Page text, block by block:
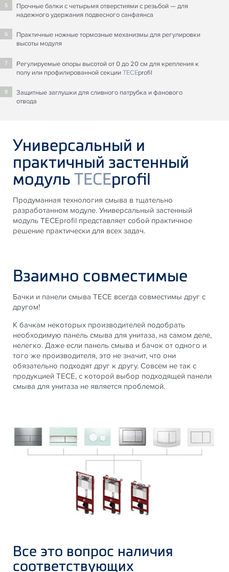
5
Прочные балки с четырьмя отверстиями с резьбой — для
надежного удержания подвесного санфаянса
6
Практичные ножные тормозные механизмы для регулировки
высоты модуля
7
Регулируемые опоры высотой от 0 до 20 см для крепления к
полу или профилированной секцииTECEprofil
8
Защитные заглушки для сливного патрубка и фанового
отвода
Универсальный и
практичный застенный
модульTECEprofil
Продуманная технология смыва в тщательно
разработанном модуле. Универсальный застенный
модуль TECEprofil представляет собой практичное
решение практически для всех задач.
Взаимно совместимые
Бачки и панели смыва TECE всегда совместимы друг с
другом!
К бачкам некоторых производителей подобрать
необходимую панель смыва для унитаза, на самом деле,
нелегко. Даже если панель смыва и бачок от одного и
того же производителя, это не значит, что они
обязательно подходят друг к другу. Совсем не так с
продукцией TECE, с которой выбор подходящей панели
смыва для унитаза не является проблемой.
Все это вопрос наличия
соответствующих